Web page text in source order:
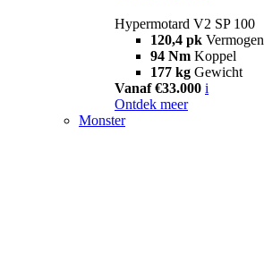
Hypermotard V2 SP 100
120,4 pk Vermogen
94 Nm Koppel
177 kg Gewicht
Vanaf €33.000 i
Ontdek meer
Monster